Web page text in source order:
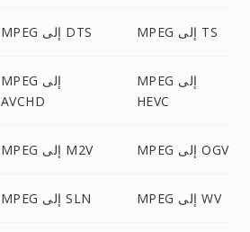
MPEG إلى DTS MPEG إلى TS
MPEG إلى
AVCHD
MPEG إلى
HEVC
MPEG إلى M2V MPEG إلى OGV
MPEG إلى SLN MPEG إلى WV